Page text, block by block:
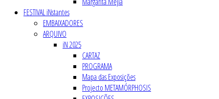
FESTIVAL iNstantes
EMBAIXADORES
ARQUIVO
iN 2025
CARTAZ
PROGRAMA
Mapa das Exposições
Projecto METAMÓRPHOSIS